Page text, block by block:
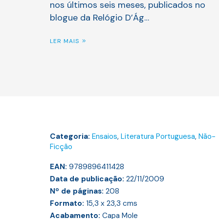
nos últimos seis meses, publicados no
blogue da Relógio D’Ág…
LER MAIS
Categoria: Ensaios, Literatura Portuguesa, Não-
Ficção
EAN: 9789896411428
Data de publicação: 22/11/2009
Nº de páginas: 208
Formato: 15,3 x 23,3 cms
Acabamento: Capa Mole